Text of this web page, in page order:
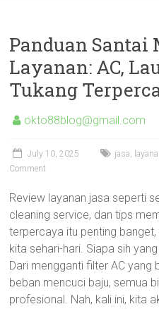
Panduan Santai
Layanan: AC,
Tukang
okto88blog@gmail.com
July 10, 2025 jasa,
Comment
Review layanan jasa seperti
cleaning service, dan tips
terpercaya itu penting
kita sehari-hari. Siapa sih
Dari mengganti filter AC yang
beban mencuci baju, semua
profesional. Nah, kali ini, kita